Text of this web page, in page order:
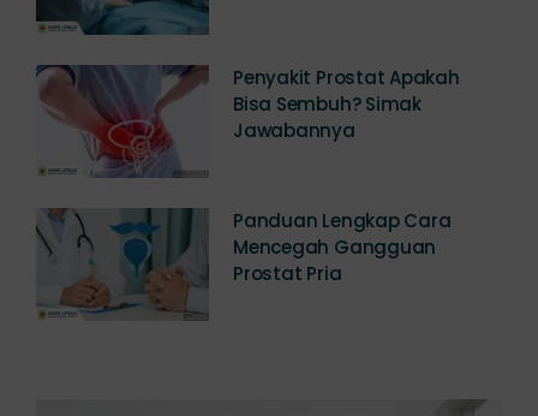
Penyakit Prostat Apakah
Bisa Sembuh? Simak
Jawabannya
Panduan Lengkap Cara
Mencegah Gangguan
Prostat Pria